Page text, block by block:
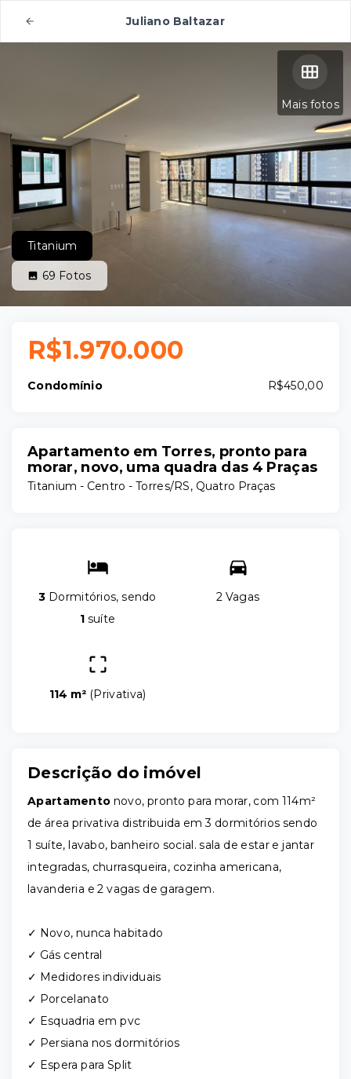
Juliano Baltazar
Mais fotos
Titanium
69 Fotos
R$1.970.000
Condomínio R$450,00
Apartamento em Torres, pronto para
morar, novo, uma quadra das 4 Praças
Titanium - Centro - Torres/RS, Quatro Praças
3 Dormitórios, sendo
1 suíte
2 Vagas
114 m² (Privativa)
Descrição do imóvel
Apartamento novo, pronto para morar, com 114m²
de área privativa distribuida em 3 dormitórios sendo
1 suíte, lavabo, banheiro social. sala de estar e jantar
integradas, churrasqueira, cozinha americana,
lavanderia e 2 vagas de garagem.
✓ Novo, nunca habitado
✓ Gás central
✓ Medidores individuais
✓ Porcelanato
✓ Esquadria em pvc
✓ Persiana nos dormitórios
✓ Espera para Split